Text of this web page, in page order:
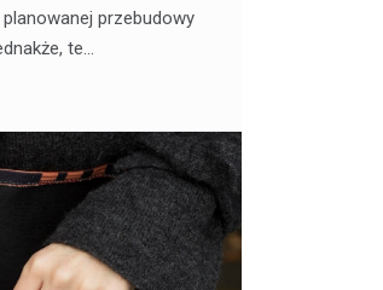
przebudowy
te…